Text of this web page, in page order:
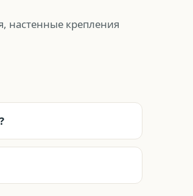
настенные крепления